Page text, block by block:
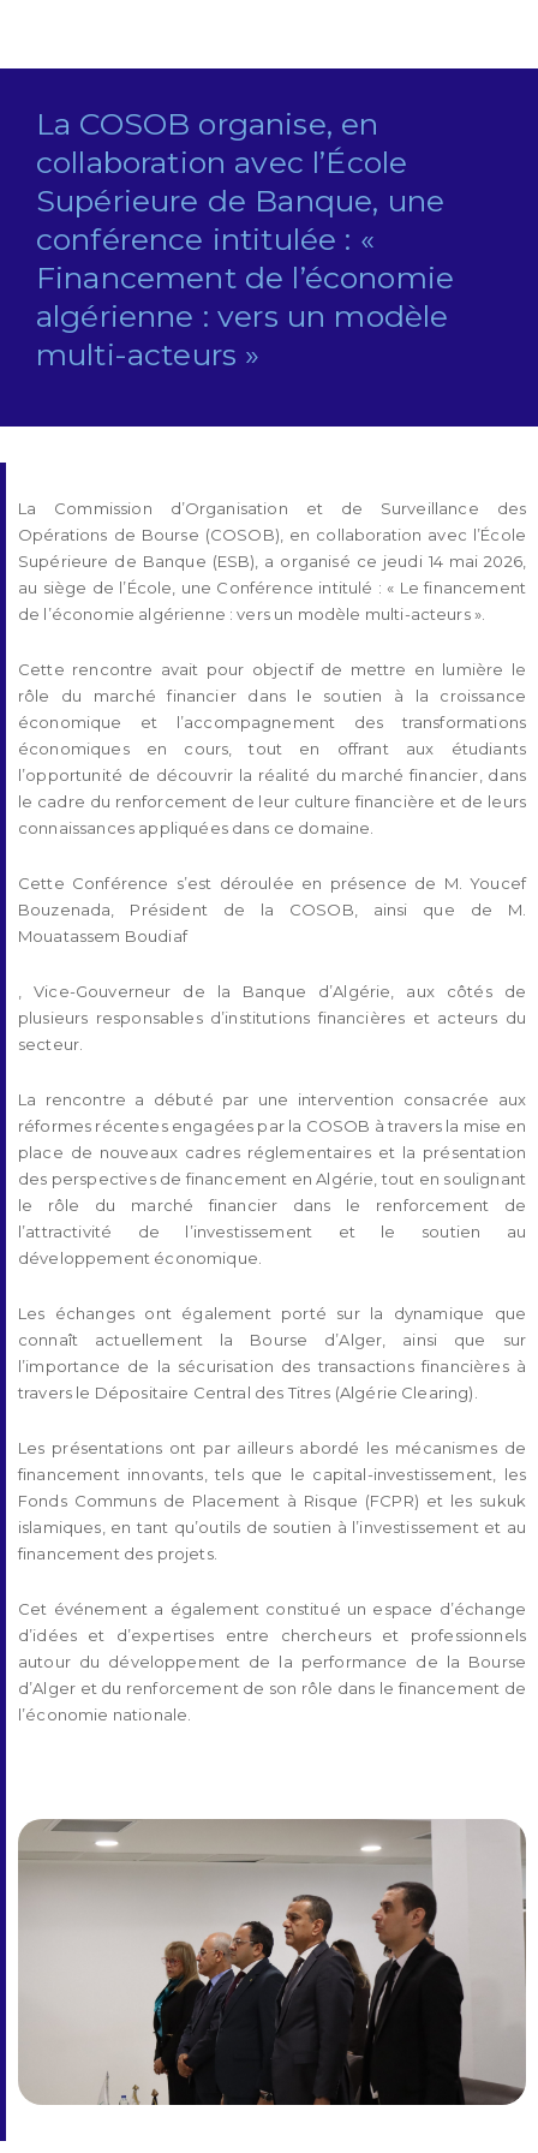
La COSOB organise, en
collaboration avec l’École
Supérieure de Banque, une
conférence intitulée : «
Financement de l’économie
algérienne : vers un modèle
multi-acteurs »
La Commission d’Organisation et de Surveillance des
Opérations de Bourse (COSOB), en collaboration avec l’École
Supérieure de Banque (ESB), a organisé ce jeudi 14 mai 2026,
au siège de l’École, une Conférence intitulé : « Le financement
de l’économie algérienne : vers un modèle multi-acteurs ».
Cette rencontre avait pour objectif de mettre en lumière le
rôle du marché financier dans le soutien à la croissance
économique et l’accompagnement des transformations
économiques en cours, tout en offrant aux étudiants
l’opportunité de découvrir la réalité du marché financier, dans
le cadre du renforcement de leur culture financière et de leurs
connaissances appliquées dans ce domaine.
Cette Conférence s’est déroulée en présence de M. Youcef
Bouzenada, Président de la COSOB, ainsi que de M.
Mouatassem Boudiaf
, Vice-Gouverneur de la Banque d’Algérie, aux côtés de
plusieurs responsables d’institutions financières et acteurs du
secteur.
La rencontre a débuté par une intervention consacrée aux
réformes récentes engagées par la COSOB à travers la mise en
place de nouveaux cadres réglementaires et la présentation
des perspectives de financement en Algérie, tout en soulignant
le rôle du marché financier dans le renforcement de
l’attractivité de l’investissement et le soutien au
développement économique.
Les échanges ont également porté sur la dynamique que
connaît actuellement la Bourse d’Alger, ainsi que sur
l’importance de la sécurisation des transactions financières à
travers le Dépositaire Central des Titres (Algérie Clearing).
Les présentations ont par ailleurs abordé les mécanismes de
financement innovants, tels que le capital-investissement, les
Fonds Communs de Placement à Risque (FCPR) et les sukuk
islamiques, en tant qu’outils de soutien à l’investissement et au
financement des projets.
Cet événement a également constitué un espace d’échange
d’idées et d’expertises entre chercheurs et professionnels
autour du développement de la performance de la Bourse
d’Alger et du renforcement de son rôle dans le financement de
l’économie nationale.